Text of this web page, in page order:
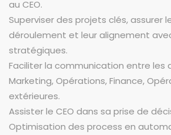
au CEO.
Superviser des projets clés, assurer
déroulement et leur alignement
stratégiques.
Faciliter la communication entre les
Marketing, Opérations, Finance,
extérieures.
Assister le CEO dans sa prise de
Optimisation des process en